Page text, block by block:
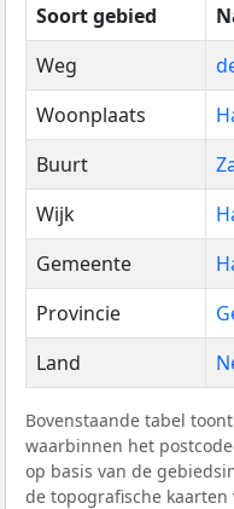
Soort gebied
Weg
Woonplaats
Buurt
Wijk
Gemeente
Provincie
Land
Bovenstaande tabel
waarbinnen het
op basis van de
de topografische kaarten